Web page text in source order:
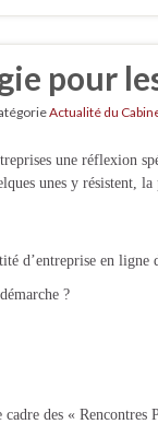
pour
Actualité du
une réflexion
unes y résistent,
d’entreprise en ligne
?
des «